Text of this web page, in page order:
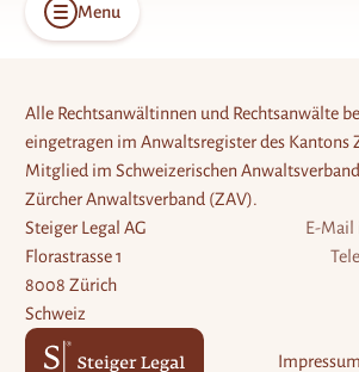
Menu
Open
Alle Rechtsanwältinnen und Rechtsanwälte
eingetragen im Anwaltsregister des Kantons
Mitglied im Schweizerischen
Zürcher Anwaltsverband (ZAV).
Steiger Legal AG
Florastrasse 1
8008 Zürich
Schweiz
E-Mail
Impressum